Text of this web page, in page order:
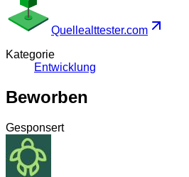
Quellealttester.com
Kategorie
Entwicklung
Beworben
Gesponsert